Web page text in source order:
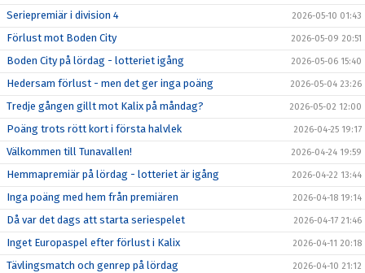
Seriepremiär i division 4 2026-05-10 01:43
Förlust mot Boden City 2026-05-09 20:51
Boden City på lördag - lotteriet igång 2026-05-06 15:40
Hedersam förlust - men det ger inga poäng 2026-05-04 23:26
Tredje gången gillt mot Kalix på måndag? 2026-05-02 12:00
Poäng trots rött kort i första halvlek 2026-04-25 19:17
Välkommen till Tunavallen! 2026-04-24 19:59
Hemmapremiär på lördag - lotteriet är igång 2026-04-22 13:44
Inga poäng med hem från premiären 2026-04-18 19:14
Då var det dags att starta seriespelet 2026-04-17 21:46
Inget Europaspel efter förlust i Kalix 2026-04-11 20:18
Tävlingsmatch och genrep på lördag 2026-04-10 21:12